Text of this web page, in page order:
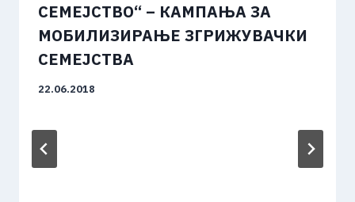
СЕМЕЈСТВО“ – КАМПАЊА ЗА
МОБИЛИЗИРАЊЕ ЗГРИЖУВАЧКИ
СЕМЕЈСТВА
22.06.2018